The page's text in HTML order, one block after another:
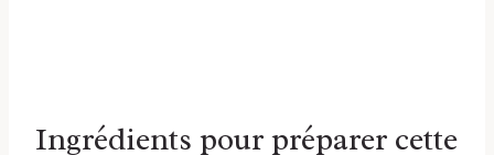
Ingrédients pour préparer cette